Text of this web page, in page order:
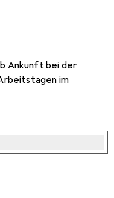
Ankunft bei der
im